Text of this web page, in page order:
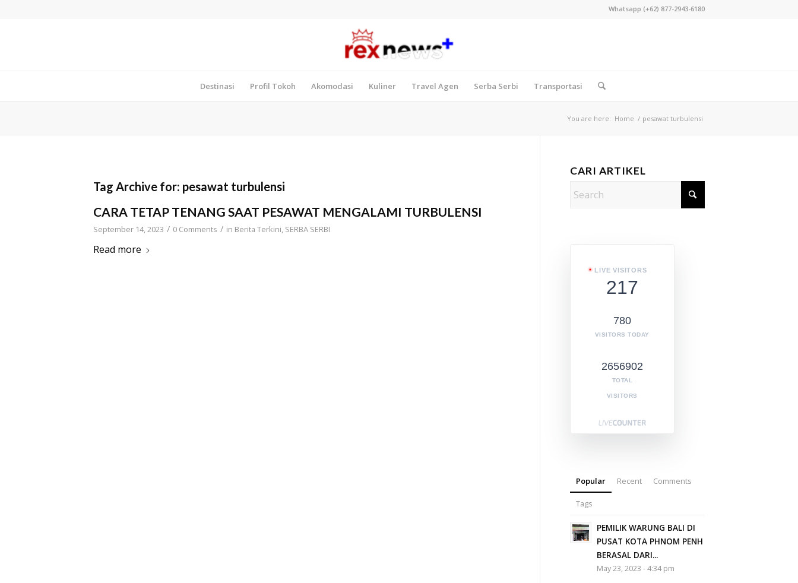
Whatsapp (+62) 877-2943-6180
Destinasi Profil Tokoh Akomodasi Kuliner Travel Agen Serba Serbi Transportasi
You are here: Home / pesawat turbulensi
Tag Archive for: pesawat turbulensi
CARA TETAP TENANG SAAT PESAWAT MENGALAMI TURBULENSI
September 14, 2023 / 0 Comments / in Berita Terkini, SERBA SERBI
Read more
CARI ARTIKEL
LIVE VISITORS
217
780
VISITORS TODAY
2656902
TOTAL
VISITORS
Popular Recent Comments
Tags
PEMILIK WARUNG BALI DI
PUSAT KOTA PHNOM PENH
BERASAL DARI...
May 23, 2023 - 4:34 pm